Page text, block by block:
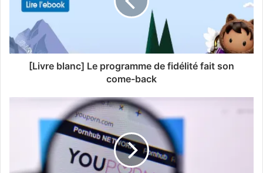
[Livre blanc] Le programme de fidélité fait son
come-back